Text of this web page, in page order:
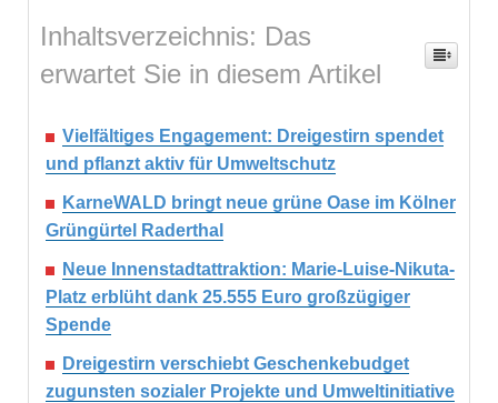
Inhaltsverzeichnis: Das
erwartet Sie in diesem Artikel
Vielfältiges Engagement: Dreigestirn spendet
und pflanzt aktiv für Umweltschutz
KarneWALD bringt neue grüne Oase im Kölner
Grüngürtel Raderthal
Neue Innenstadtattraktion: Marie-Luise-Nikuta-
Platz erblüht dank 25.555 Euro großzügiger
Spende
Dreigestirn verschiebt Geschenkebudget
zugunsten sozialer Projekte und Umweltinitiative